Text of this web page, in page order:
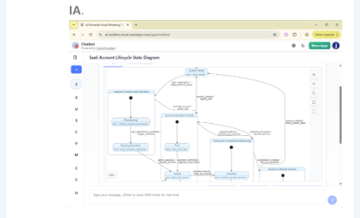
IA.